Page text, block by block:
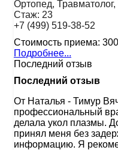
Ортопед,
Стаж: 23
+7 (499) 519-38-52
Стоимость приема:
Подробнее...
Последний отзыв
Последний отзыв
От Наталья - Тимур
профессиональный
делала укол плазмы.
принял меня без
информацию. Я